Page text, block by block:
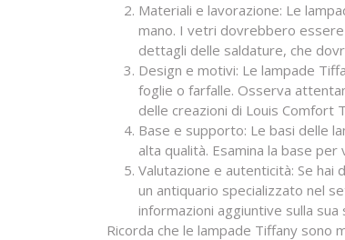
Materiali e lavorazione: Le
mano. I vetri dovrebbero
dettagli delle saldature, che
Design e motivi: Le lampade
foglie o farfalle. Osserva
delle creazioni di Louis Comfort
Base e supporto: Le basi delle
alta qualità. Esamina la base
Valutazione e autenticità: Se hai
un antiquario specializzato nel
informazioni aggiuntive sulla sua
Ricorda che le lampade Tiffany